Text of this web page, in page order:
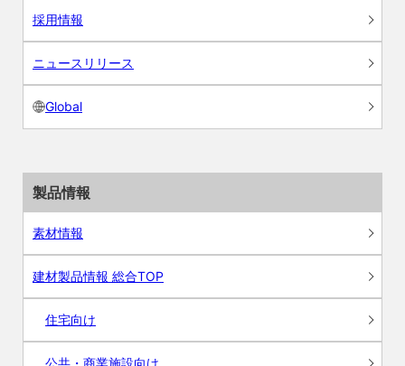
採用情報
ニュースリリース
Global
製品情報
素材情報
建材製品情報 総合TOP
住宅向け
公共・商業施設向け